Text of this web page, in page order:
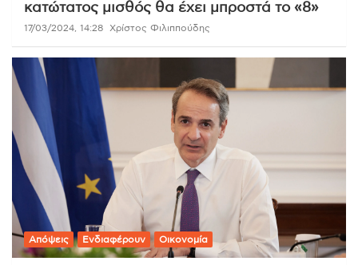
κατώτατος μισθός θα έχει μπροστά το «8»
17/03/2024, 14:28 Χρίστος Φιλιππούδης
Απόψεις Ενδιαφέρουν Οικονομία